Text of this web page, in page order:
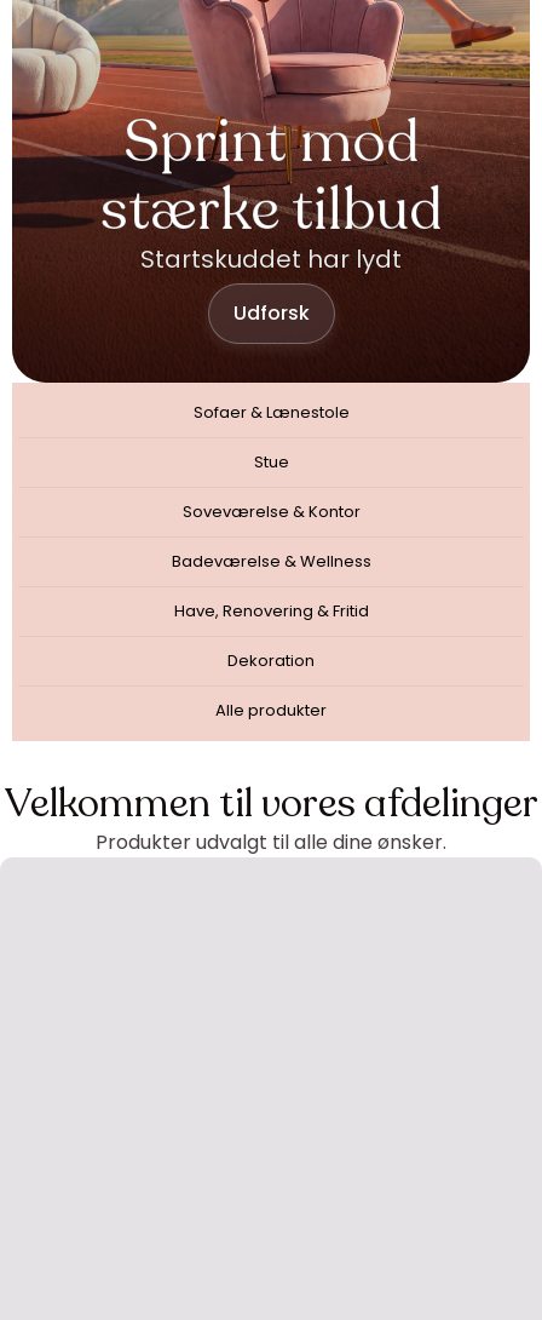
Sprint mod
stærke tilbud
Startskuddet har lydt
Udforsk
Sofaer & Lænestole
Stue
Soveværelse & Kontor
Badeværelse & Wellness
Have, Renovering & Fritid
Dekoration
Alle produkter
Velkommen til vores afdelinger
Produkter udvalgt til alle dine ønsker.